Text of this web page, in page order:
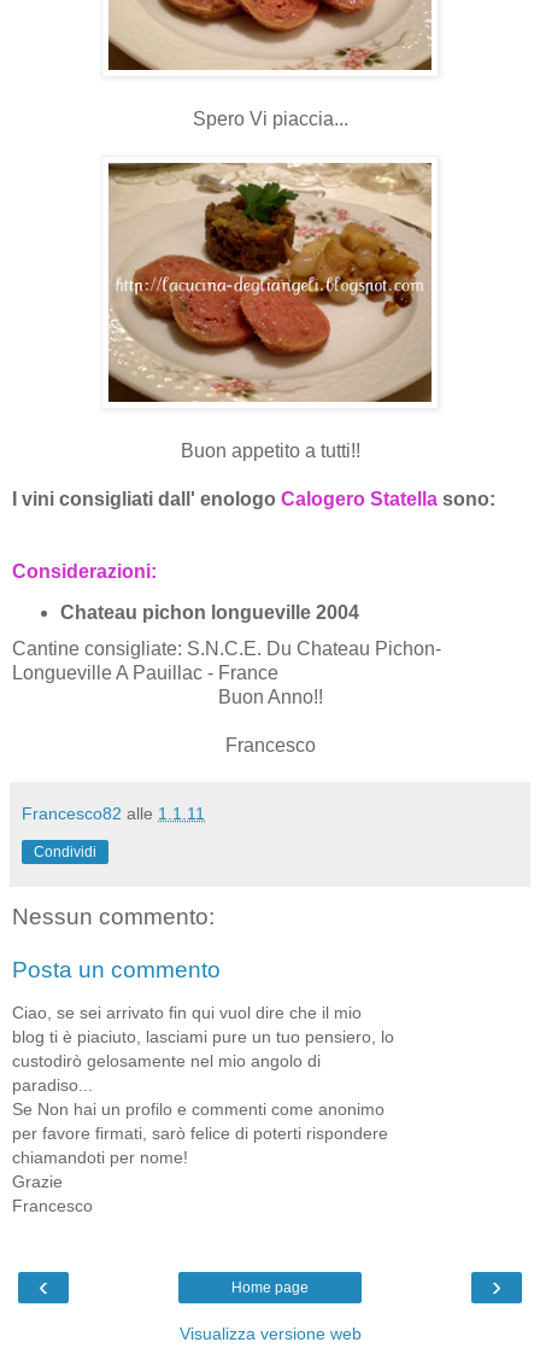
Spero Vi piaccia...
Buon appetito a tutti!!
I vini consigliati dall' enologo Calogero Statella sono:
Considerazioni:
Chateau pichon longueville 2004
Cantine consigliate: S.N.C.E. Du Chateau Pichon-
Longueville A Pauillac - France
Buon Anno!!
Francesco
Francesco82 alle 1.1.11
Condividi
Nessun commento:
Posta un commento
Ciao, se sei arrivato fin qui vuol dire che il mio
blog ti è piaciuto, lasciami pure un tuo pensiero, lo
custodirò gelosamente nel mio angolo di
paradiso...
Se Non hai un profilo e commenti come anonimo
per favore firmati, sarò felice di poterti rispondere
chiamandoti per nome!
Grazie
Francesco
‹ ›
Home page
Visualizza versione web